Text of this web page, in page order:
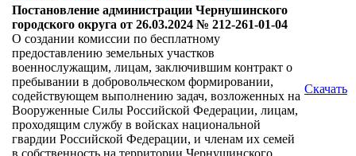
Постановление администрации Чернушинского
городского округа от 26.03.2024 № 212-261-01-04
О создании комиссии по бесплатному
предоставлению земельных участков
военнослужащим, лицам, заключившим контракт о
пребывании в добровольческом формировании,
содействующем выполнению задач, возложенных на
Вооруженные Силы Российской Федерации, лицам,
проходящим службу в войсках национальной
гвардии Российской Федерации, и членам их семей
в собственность на территории Чернушинского
Скачать